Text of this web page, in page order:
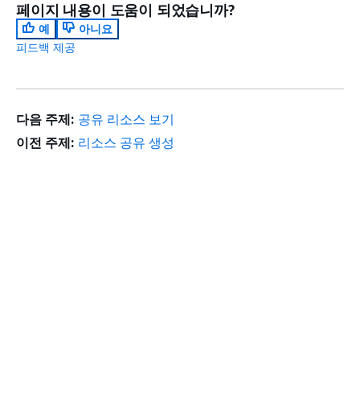
페이지 내용이 도움이 되었습니까?
예
아니요
피드백 제공
다음 주제: 공유 리소스 보기
이전 주제: 리소스 공유 생성